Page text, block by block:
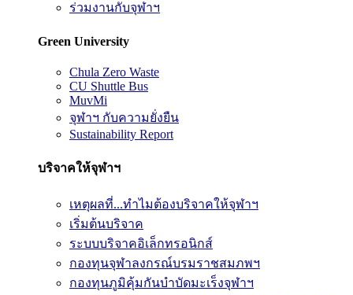
ร่วมงานกับจุฬาฯ
Green University
Chula Zero Waste
CU Shuttle Bus
MuvMi
จุฬาฯ กับความยั่งยืน
Sustainability Report
บริจาคให้จุฬาฯ
เหตุผลที่...ทำไมต้องบริจาคให้จุฬาฯ
เริ่มต้นบริจาค
ระบบบริจาคอิเล็กทรอนิกส์
กองทุนจุฬาลงกรณ์บรมราชสมภพฯ
กองทุนภูมิคุ้มกันบำบัดมะเร็งจุฬาฯ